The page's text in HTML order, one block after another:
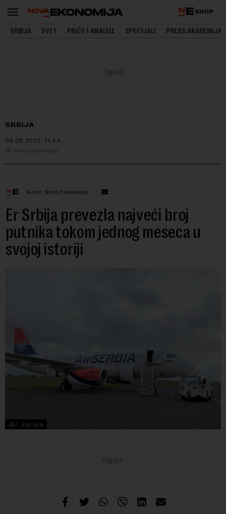
SHOP
SRBIJA SVET PRIČE I ANALIZE SPECIJALI PRESS AKADEMIJA
SRBIJA
08.08.2022. 11:44
Nova ekonomija
Autor: Nova Ekonomija
Er Srbija prevezla najveći broj
putnika tokom jednog meseca u
svojoj istoriji
Air Serbia